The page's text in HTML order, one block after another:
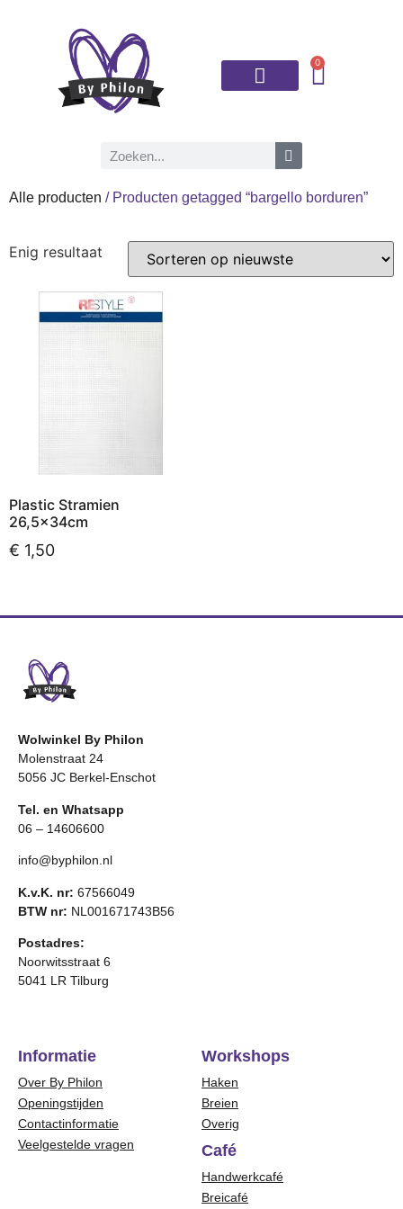
0
Alle producten / Producten getagged “bargello borduren”
Enig resultaat
Plastic Stramien
26,5x34cm
€ 1,50
Wolwinkel By Philon
Molenstraat 24
5056 JC Berkel-Enschot
Tel. en Whatsapp
06 – 14606600
info@byphilon.nl
K.v.K. nr: 67566049
BTW nr: NL001671743B56
Postadres:
Noorwitsstraat 6
5041 LR Tilburg
Informatie
Over By Philon
Openingstijden
Contactinformatie
Veelgestelde vragen
Workshops
Haken
Breien
Overig
Café
Handwerkcafé
Breicafé